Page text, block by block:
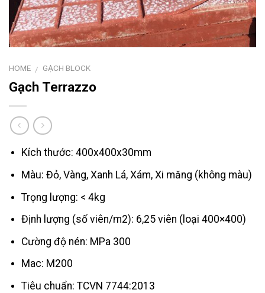
HOME / GẠCH BLOCK
Gạch Terrazzo
Kích thước: 400x400x30mm
Màu: Đỏ, Vàng, Xanh Lá, Xám, Xi măng (không màu)
Trọng lượng: < 4kg
Định lượng (số viên/m2): 6,25 viên (loại 400×400)
Cường độ nén: MPa 300
Mac: M200
Tiêu chuẩn: TCVN 7744:2013